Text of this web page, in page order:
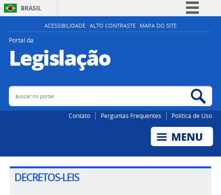
BRASIL
Simplifique!
Legislação
ACESSIBILIDADE ALTO CONTRASTE MAPA DO SITE
Portal da
Legislação
Buscar no portal
Contato Perguntas Frequentes Política de Uso
DECRETOS-LEIS